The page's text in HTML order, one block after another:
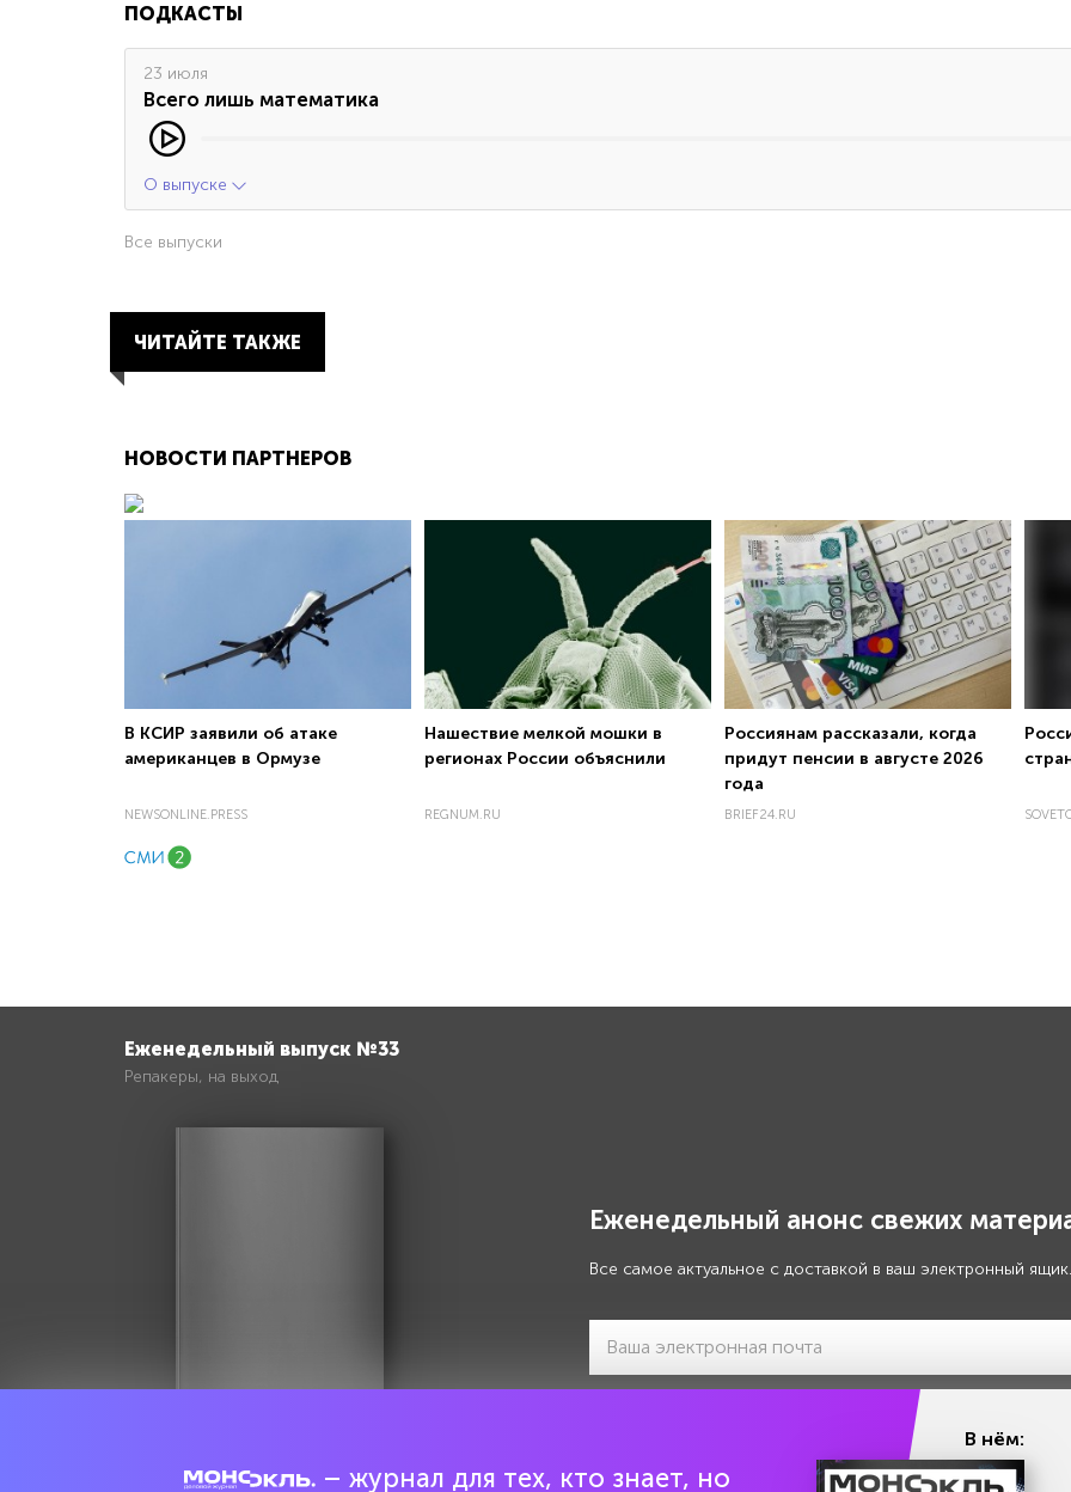
ПОДКАСТЫ
23 июля
Всего лишь математика
О выпуске
Все выпуски
ЧИТАЙТЕ ТАКЖЕ
НОВОСТИ ПАРТНЕРОВ
В КСИР заявили об атаке
американцев в Ормузе
NEWSONLINE.PRESS
Нашествие мелкой мошки в
регионах России объяснили
REGNUM.RU
Россиянам рассказали, когда
придут пенсии в августе 2026
года
BRIEF24.RU
Еженедельный выпуск №33
Репакеры, на выход
Попробовать бесплатно
Еженедельный анонс свежих
Все самое актуальное с доставкой в ваш электронный ящик.
согласие на обработку моих
– журнал для тех, кто знает, но
В нём: